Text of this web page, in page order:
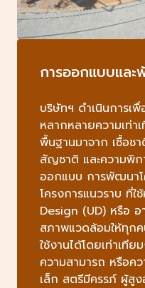
การออกแบบแล
บริษัทฯ ดำเนินการเ
หลากหลายความเท่า
พื้นฐานมาจาก เชื้อช
สัญชาติ และความพิก
ออกแบบ การพัฒนาโ
โครงการแนวราบ ที่
Design (UD) หรือ
สภาพแวดล้อมให้ทุกค
ใช้งานได้โดยเท่าเที
ความสามารถ หรือค
เล็ก สตรีมีครรภ์ ผู้สูง